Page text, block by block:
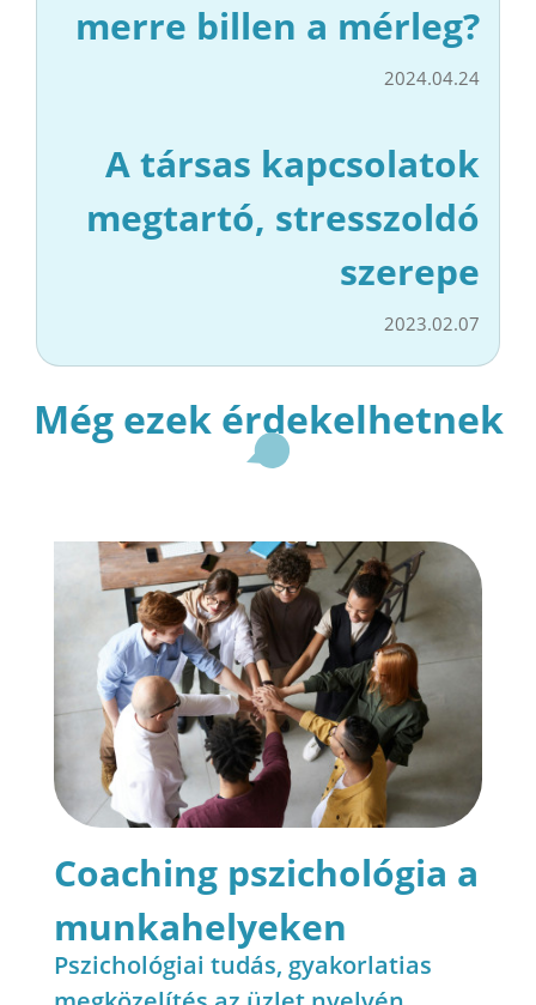
merre billen a mérleg?
2024.04.24
A társas kapcsolatok
megtartó, stresszoldó
szerepe
2023.02.07
Még ezek érdekelhetnek
Coaching pszichológia a
munkahelyeken
Pszichológiai tudás, gyakorlatias